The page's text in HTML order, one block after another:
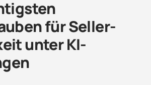
für Seller-
unter KI-